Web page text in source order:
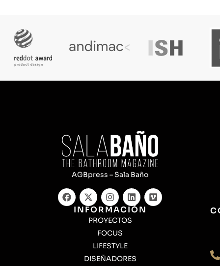
AGBpress – Sala Baño
INFORMACIÓN
PROYECTOS
FOCUS
LIFESTYLE
DISEÑADORES